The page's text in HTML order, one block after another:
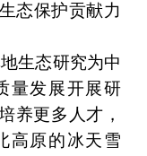
态保护贡献力
生态研究为中
量发展开展研
养更多人才，
高原的冰天雪